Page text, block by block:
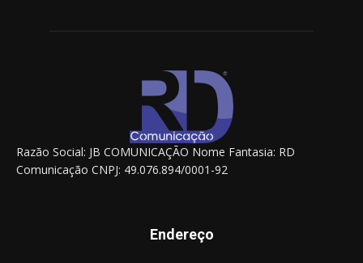
Razão Social: JB COMUNICAÇÃO Nome Fantasia: RD
Comunicação CNPJ: 49.076.894/0001-92
Endereço